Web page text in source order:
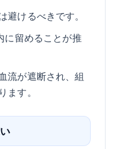
けるべきです。
に留めることが推
流が遮断され、組
す。